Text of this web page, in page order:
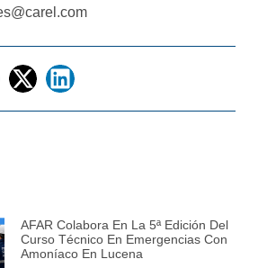
AFAR Colabora En La 5ª Edición Del
Curso Técnico En Emergencias Con
Amoníaco En Lucena